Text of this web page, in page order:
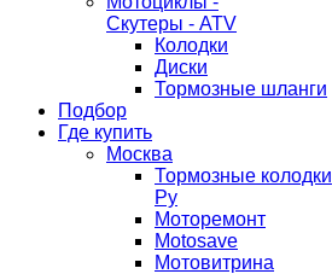
Скутеры - ATV
Колодки
Диски
Тормозные шланги
Подбор
Где купить
Москва
Тормозные колодки
Ру
Моторемонт
Motosave
Мотовитрина